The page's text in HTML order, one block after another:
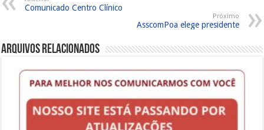
Comunicado Centro Clínico
Próximo
AsscomPoa elege presidente
Arquivos Relacionados